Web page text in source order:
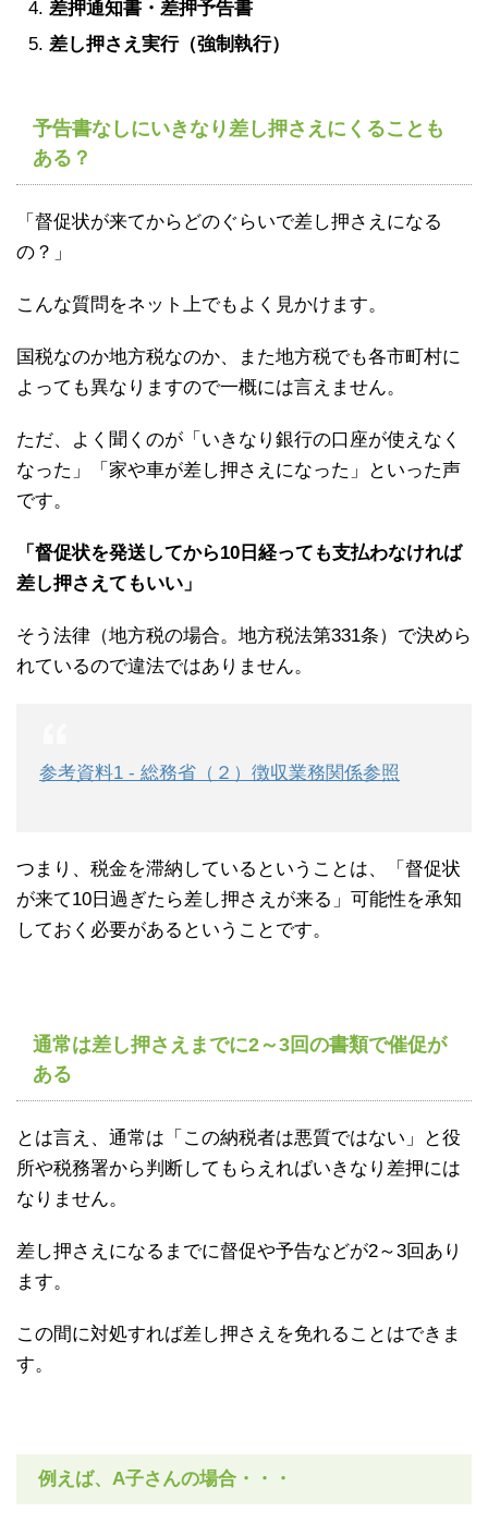
差押通知書・差押予告書
差し押さえ実行（強制執行）
予告書なしにいきなり差し押さえにくることも
ある？
「督促状が来てからどのぐらいで差し押さえになる
の？」
こんな質問をネット上でもよく見かけます。
国税なのか地方税なのか、また地方税でも各市町村に
よっても異なりますので一概には言えません。
ただ、よく聞くのが「いきなり銀行の口座が使えなく
なった」「家や車が差し押さえになった」といった声
です。
「督促状を発送してから10日経っても支払わなければ
差し押さえてもいい」
そう法律（地方税の場合。地方税法第331条）で決めら
れているので違法ではありません。
参考資料1 - 総務省（２）徴収業務関係参照
つまり、税金を滞納しているということは、「督促状
が来て10日過ぎたら差し押さえが来る」可能性を承知
しておく必要があるということです。
通常は差し押さえまでに2～3回の書類で催促が
ある
とは言え、通常は「この納税者は悪質ではない」と役
所や税務署から判断してもらえればいきなり差押には
なりません。
差し押さえになるまでに督促や予告などが2～3回あり
ます。
この間に対処すれば差し押さえを免れることはできま
す。
例えば、A子さんの場合・・・